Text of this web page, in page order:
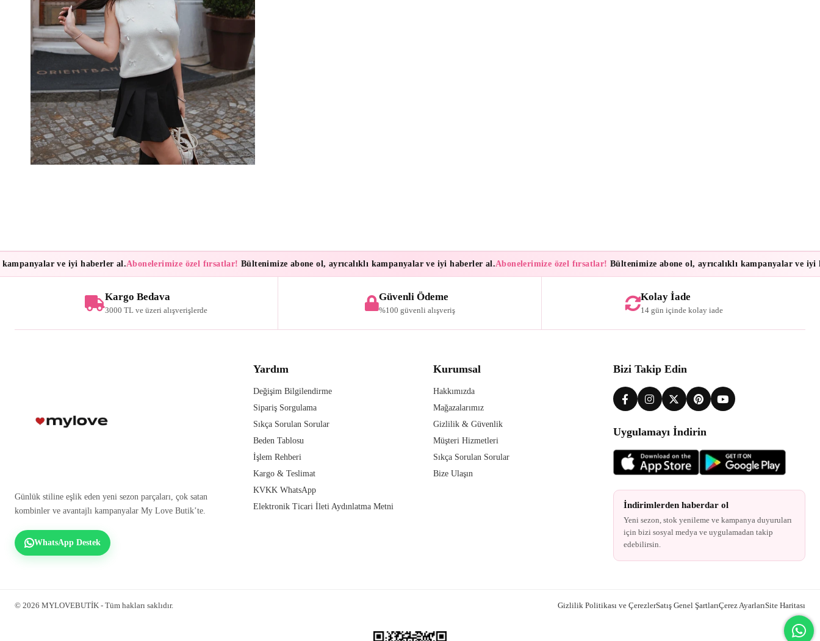
ve iyi haberler al.Abonelerimize özel fırsatlar!Bültenimize abone ol, ayrıcalıklı kampanyalar ve iyi haberler al.Abonelerimize özel fırsatlar!Bültenimize abone ol, ayrıcalıklı kampanyalar ve iyi
Kargo Bedava
3000 TL ve üzeri alışverişlerde
Güvenli Ödeme
%100 güvenli alışveriş
Kolay İade
14 gün içinde kolay iade
Günlük stiline eşlik eden yeni sezon parçaları, çok satan
kombinler ve avantajlı kampanyalar My Love Butik’te.
WhatsApp Destek
Yardım
Değişim Bilgilendirme
Sipariş Sorgulama
Sıkça Sorulan Sorular
Beden Tablosu
İşlem Rehberi
Kargo & Teslimat
KVKK WhatsApp
Elektronik Ticari İleti Aydınlatma Metni
Kurumsal
Hakkımızda
Mağazalarımız
Gizlilik & Güvenlik
Müşteri Hizmetleri
Sıkça Sorulan Sorular
Bize Ulaşın
Bizi Takip Edin
Uygulamayı İndirin
İndirimlerden haberdar ol
Yeni sezon, stok yenileme ve kampanya duyuruları
için bizi sosyal medya ve uygulamadan takip
edebilirsin.
© 2026 MYLOVEBUTİK - Tüm hakları saklıdır. Gizlilik Politikası ve ÇerezlerSatış Genel ŞartlarıÇerez AyarlarıSite Haritası